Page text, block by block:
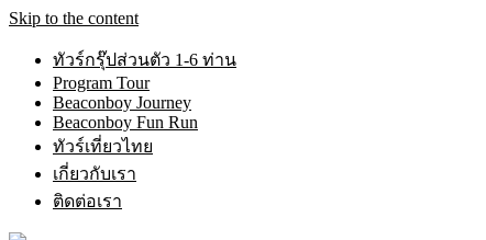
Skip to the content
ทัวร์กรุ๊ปส่วนตัว 1-6 ท่าน
Program Tour
Beaconboy Journey
Beaconboy Fun Run
ทัวร์เที่ยวไทย
เกี่ยวกับเรา
ติดต่อเรา